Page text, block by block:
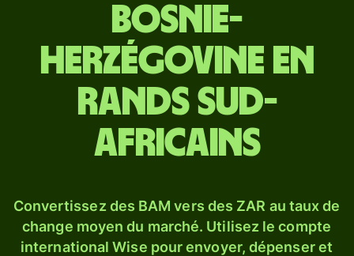
Bosnie-
Herzégovine en
rands sud-
africains
Convertissez des BAM vers des ZAR au taux de
change moyen du marché. Utilisez le compte
international Wise pour envoyer, dépenser et